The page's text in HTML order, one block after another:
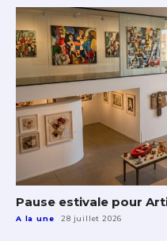
Pause estivale pour
A la une 28 juillet 2026